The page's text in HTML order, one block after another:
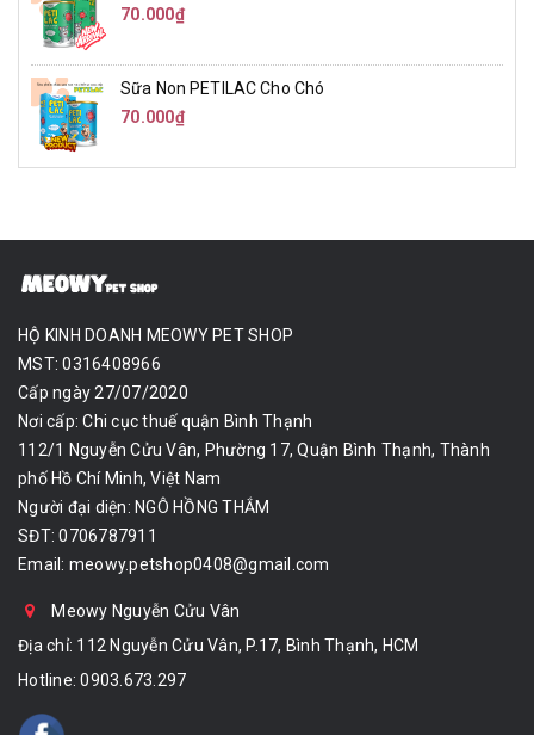
70.000₫
Sữa Non PETILAC Cho Chó
70.000₫
HỘ KINH DOANH MEOWY PET SHOP
MST: 0316408966
Cấp ngày 27/07/2020
Nơi cấp: Chi cục thuế quận Bình Thạnh
112/1 Nguyễn Cửu Vân, Phường 17, Quận Bình Thạnh, Thành
phố Hồ Chí Minh, Việt Nam
Người đại diện: NGÔ HỒNG THẮM
SĐT: 0706787911
Email: meowy.petshop0408@gmail.com
Meowy Nguyễn Cửu Vân
Địa chỉ: 112 Nguyễn Cửu Vân, P.17, Bình Thạnh, HCM
Hotline:0903.673.297